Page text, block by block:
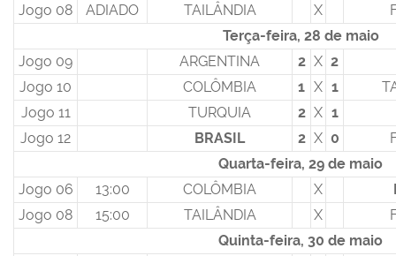
Jogo 08
ADIADO TAILÂNDIA X
Terça-feira, 28 de maio
Jogo 09
ARGENTINA 2 X 2
Jogo 10
COLÔMBIA 1 X 1
Jogo 11
TURQUIA 2 X 1
Jogo 12
BRASIL 2 X 0
Quarta-feira, 29 de maio
Jogo 06
13:00 COLÔMBIA X
Jogo 08
15:00 TAILÂNDIA X
Quinta-feira, 30 de maio